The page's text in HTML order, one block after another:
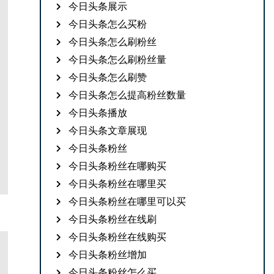
今日头条展示
今日头条怎么买粉
今日头条怎么刷粉丝
今日头条怎么刷粉丝量
今日头条怎么刷赞
今日头条怎么提高粉丝数量
今日头条播放
今日头条文章展现
今日头条粉丝
今日头条粉丝在哪购买
今日头条粉丝在哪里买
今日头条粉丝在哪里可以买
今日头条粉丝在线刷
今日头条粉丝在线购买
今日头条粉丝增加